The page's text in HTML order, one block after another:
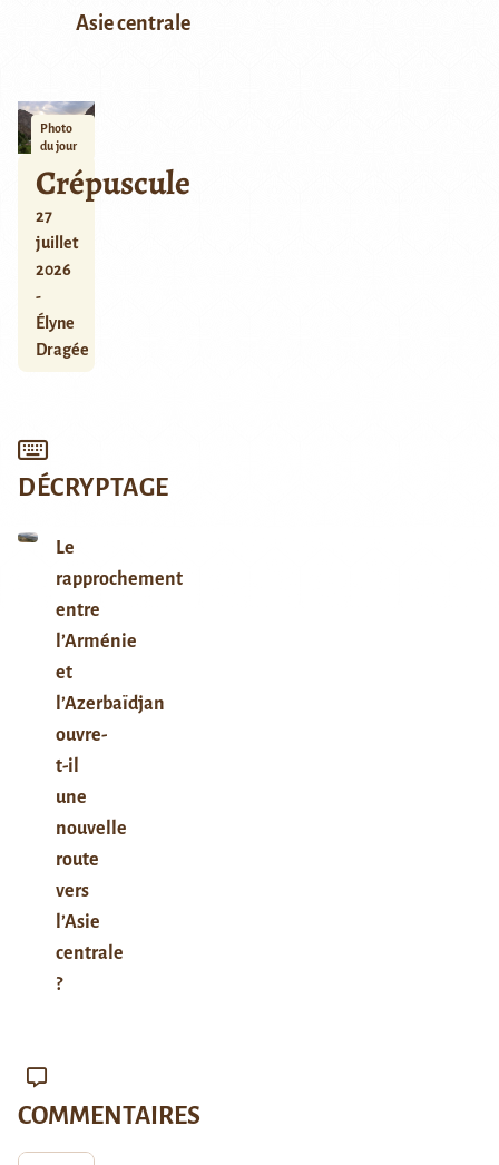
Asie centrale
Photo
du jour
Crépuscule
27
juillet
2026
-
Élyne
Dragée
DÉCRYPTAGE
Le
rapprochement
entre
l’Arménie
et
l’Azerbaïdjan
ouvre-
t-il
une
nouvelle
route
vers
l’Asie
centrale
?
COMMENTAIRES